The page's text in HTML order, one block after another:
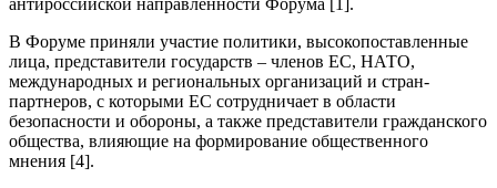
антироссийской направленности Форума [1].
В Форуме приняли участие политики, высокопоставленные
лица, представители государств – членов ЕС, НАТО,
международных и региональных организаций и стран-
партнеров, с которыми ЕС сотрудничает в области
безопасности и обороны, а также представители гражданского
общества, влияющие на формирование общественного
мнения [4].